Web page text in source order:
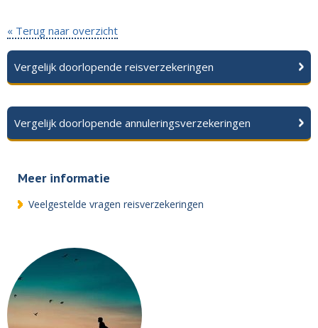
« Terug naar overzicht
Vergelijk doorlopende reisverzekeringen
Vergelijk doorlopende annuleringsverzekeringen
Meer informatie
Veelgestelde vragen reisverzekeringen